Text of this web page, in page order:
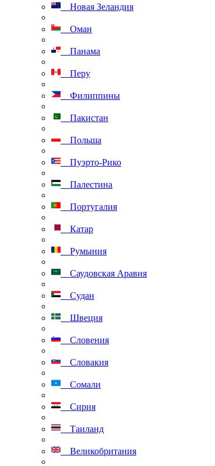
Новая Зеландия
Оман
Панама
Перу
Филиппины
Пакистан
Польша
Пуэрто-Рико
Палестина
Португалия
Катар
Румыния
Саудовская Аравия
Судан
Швеция
Словения
Словакия
Сомали
Сирия
Таиланд
Великобритания